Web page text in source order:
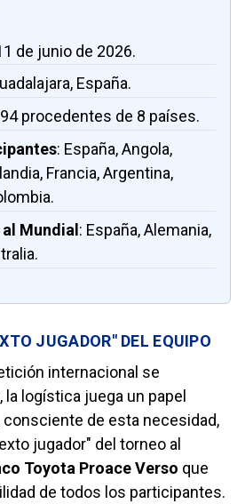
de junio de 2026.
España.
procedentes de 8 países.
: España, Angola,
Francia, Argentina,
Mundial: España, Alemania,
JUGADOR" DEL EQUIPO
internacional se
logística juega un papel
consciente de esta necesidad,
jugador" del torneo al
Toyota Proace Verso que
de todos los participantes.